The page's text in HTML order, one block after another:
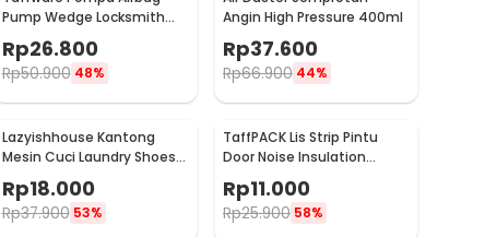
Pump Wedge Locksmith
Tools Size L
Rp26.800
Rp50.900 48%
Angin High Pressure 400ml
Rp37.600
Rp66.900 44%
Lazyishhouse Kantong
Mesin Cuci Laundry Shoes
Washing Mesh Bag - 62319
Rp18.000
Rp37.900 53%
TaffPACK Lis Strip Pintu
Door Noise Insulation
Sealing Tape 5Mx3cm - B35
Rp11.000
Rp25.900 58%